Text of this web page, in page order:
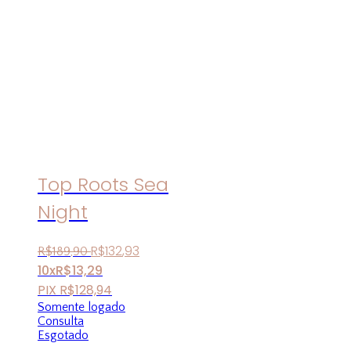
Top Roots Sea
Night
R$189,90 R$132,93
10xR$13,29
PIX R$128,94
Somente logado
Consulta
Esgotado